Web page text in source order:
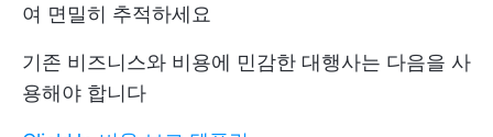
여 면밀히 추적하세요
기존 비즈니스와 비용에 민감한 대행사는 다음을 사
용해야 합니다